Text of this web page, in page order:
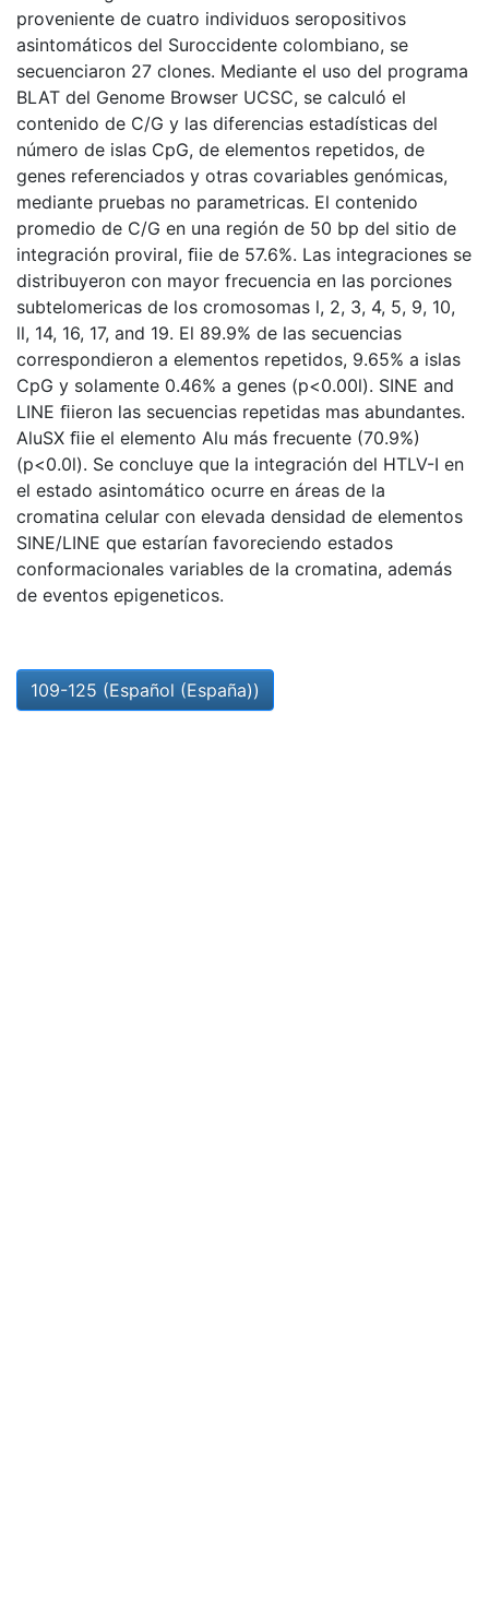
proveniente de cuatro individuos seropositivos
asintomáticos del Suroccidente colombiano, se
secuenciaron 27 clones. Mediante el uso del programa
BLAT del Genome Browser UCSC, se calculó el
contenido de C/G y las diferencias estadísticas del
número de islas CpG, de elementos repetidos, de
genes referenciados y otras covariables genómicas,
mediante pruebas no parametricas. El contenido
promedio de C/G en una región de 50 bp del sitio de
integración proviral, ﬁie de 57.6%. Las integraciones se
distribuyeron con mayor frecuencia en las porciones
subtelomericas de los cromosomas l, 2, 3, 4, 5, 9, 10,
ll, 14, 16, 17, and 19. El 89.9% de las secuencias
correspondieron a elementos repetidos, 9.65% a islas
CpG y solamente 0.46% a genes (p<0.00l). SINE and
LINE ﬁieron las secuencias repetidas mas abundantes.
AluSX ﬁie el elemento Alu más frecuente (70.9%)
(p<0.0l). Se concluye que la integración del HTLV-I en
el estado asintomático ocurre en áreas de la
cromatina celular con elevada densidad de elementos
SINE/LINE que estarían favoreciendo estados
conformacionales variables de la cromatina, además
de eventos epigeneticos.
109-125 (Español (España))